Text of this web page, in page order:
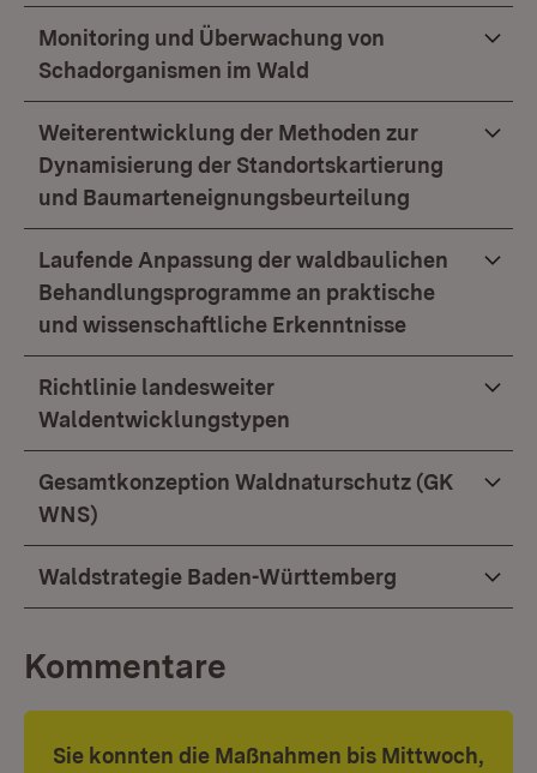
Monitoring und Überwachung von
Schadorganismen im Wald
Weiterentwicklung der Methoden zur
Dynamisierung der Standortskartierung
und Baumarteneignungsbeurteilung
Laufende Anpassung der waldbaulichen
Behandlungsprogramme an praktische
und wissenschaftliche Erkenntnisse
Richtlinie landesweiter
Waldentwicklungstypen
Gesamtkonzeption Waldnaturschutz (GK
WNS)
Waldstrategie Baden-Württemberg
Kommentare
Sie konnten die Maßnahmen bis Mittwoch,